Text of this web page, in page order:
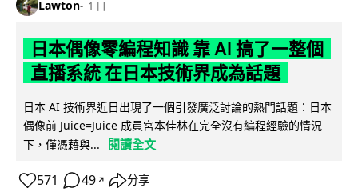
Lawton 1 日
日本偶像零編程知識 靠 AI 搞了一整個
直播系統 在日本技術界成為話題
日本 AI 技術界近日出現了一個引發廣泛討論的熱門話題：日本
偶像前 Juice=Juice 成員宮本佳林在完全沒有編程經驗的情況
下，僅憑藉與...
閱讀全文
571 49 ↗ 分享